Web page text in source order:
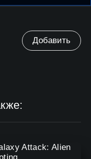
Добавить